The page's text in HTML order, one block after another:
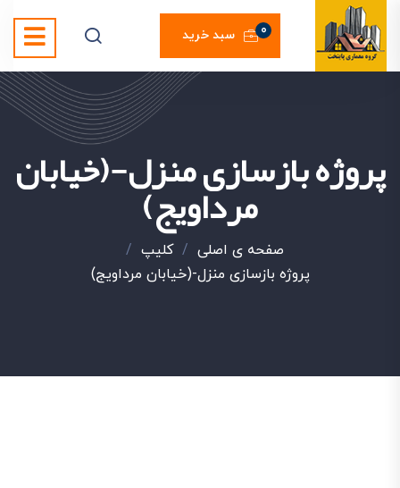
سبد خرید 0
پروژه بازسازی منزل-(خیابان
مرداویج)
صفحه ی اصلی /کليپ /
پروژه بازسازی منزل-(خیابان مرداویج)